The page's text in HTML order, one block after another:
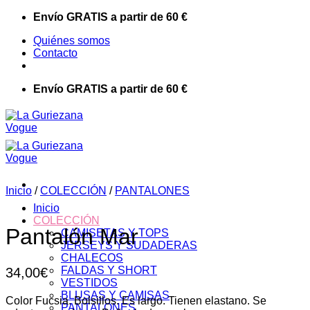
Saltar
contenido
Envío GRATIS a partir de 60 €
Quiénes somos
Contacto
Envío GRATIS a partir de 60 €
Inicio
COLECCIÓN
CAMISETAS Y TOPS
JERSEYS Y SUDADERAS
CHALECOS
FALDAS Y SHORT
VESTIDOS
BLUSAS Y CAMISAS
PANTALONES
Inicio / COLECCIÓN / PANTALONES
Pantalón Mar
34,00€
Color Fucsia. Bolsillos. Es largo. Tienen elastano. Se